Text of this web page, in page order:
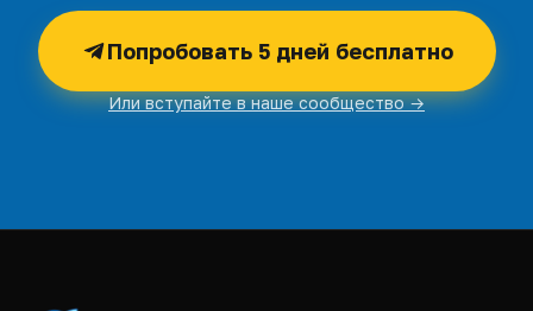
Попробовать 5 дней бесплатно
Или вступайте в наше сообщество →